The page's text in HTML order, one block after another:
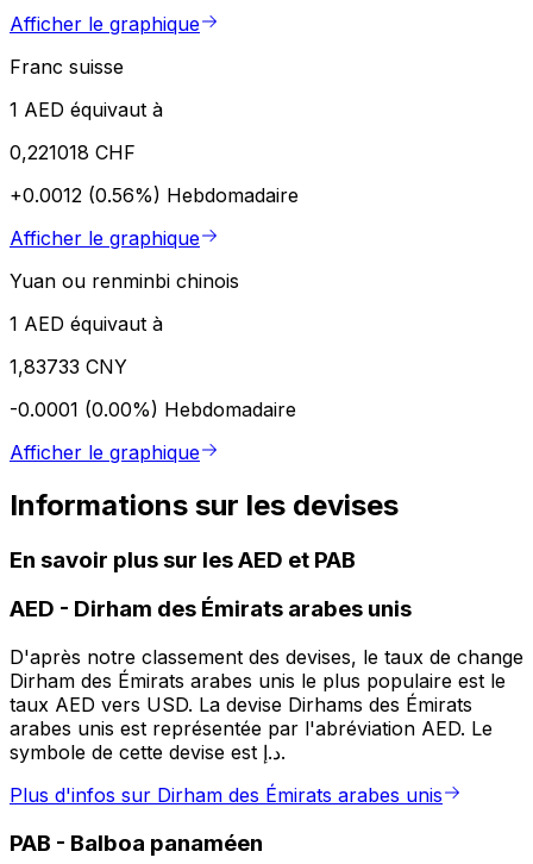
Afficher le graphique
Franc suisse
1 AED équivaut à
0,221018 CHF
+0.0012 (0.56%) Hebdomadaire
Afficher le graphique
Yuan ou renminbi chinois
1 AED équivaut à
1,83733 CNY
-0.0001 (0.00%) Hebdomadaire
Afficher le graphique
Informations sur les devises
En savoir plus sur les AED et PAB
AED - Dirham des Émirats arabes unis
D'après notre classement des devises, le taux de change
Dirham des Émirats arabes unis le plus populaire est le
taux AED vers USD. La devise Dirhams des Émirats
arabes unis est représentée par l'abréviation AED. Le
symbole de cette devise est د.إ.
Plus d'infos sur Dirham des Émirats arabes unis
PAB - Balboa panaméen